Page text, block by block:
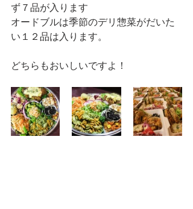
ず７品が入ります
オードブルは季節のデリ惣菜がだいた
い１２品は入ります。
どちらもおいしいですよ！